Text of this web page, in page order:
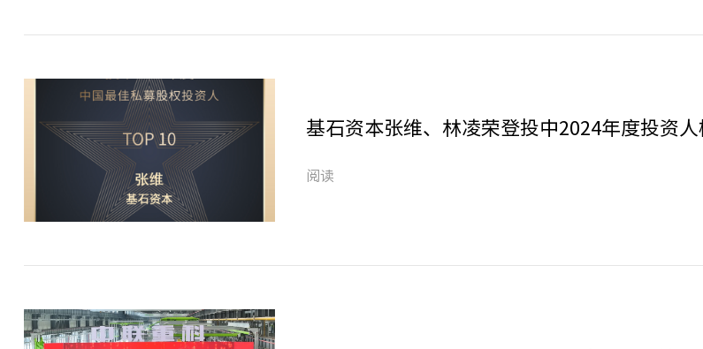
基石资本张维、林凌荣登投中2024年度投资人
阅读